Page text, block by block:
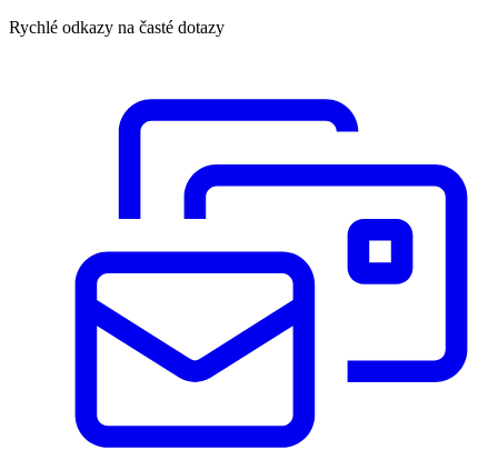
Rychlé odkazy na časté dotazy